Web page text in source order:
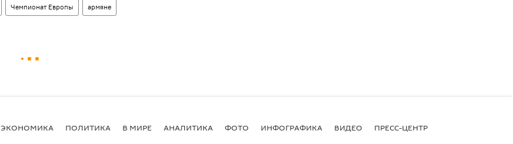
Чемпионат Европы армяне
ЭКОНОМИКА ПОЛИТИКА В МИРЕ АНАЛИТИКА ФОТО ИНФОГРАФИКА ВИДЕО ПРЕСС-ЦЕНТР